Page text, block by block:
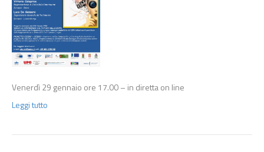
Venerdì 29 gennaio ore 17.00 – in diretta on line
Leggi tutto